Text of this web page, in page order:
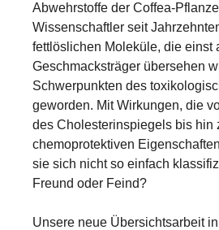
Abwehrstoffe der Coffea-
Wissenschaftler seit
fettlöslichen Moleküle, die einst
Geschmacksträger übersehen
Schwerpunkten des
geworden. Mit Wirkungen, die
des Cholesterinspiegels bis hin
chemoprotektiven
sie sich nicht so einfach
Freund oder Feind?
Unsere neue Übersichtsarbeit in